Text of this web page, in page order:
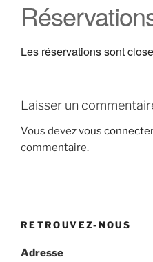
Les réservations sont
Laisser un
Vous devezvous
commentaire.
RETROUVEZ-NOUS
Adresse